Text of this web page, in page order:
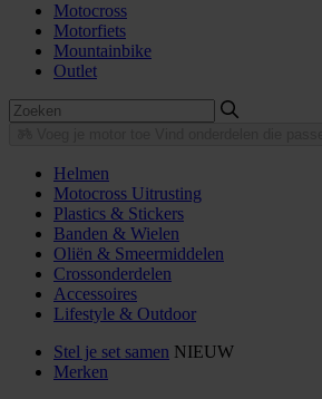
Motocross
Motorfiets
Mountainbike
Outlet
Helmen
Motocross Uitrusting
Plastics & Stickers
Banden & Wielen
Oliën & Smeermiddelen
Crossonderdelen
Accessoires
Lifestyle & Outdoor
Stel je set samen NIEUW
Merken